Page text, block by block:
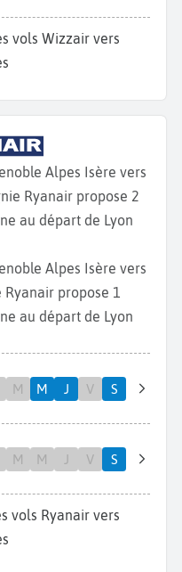
Alpes Isère vers
Ryanair propose 2
au départ de Lyon
Alpes Isère vers
Ryanair propose 1
au départ de Lyon
M M J V S
M M J V S